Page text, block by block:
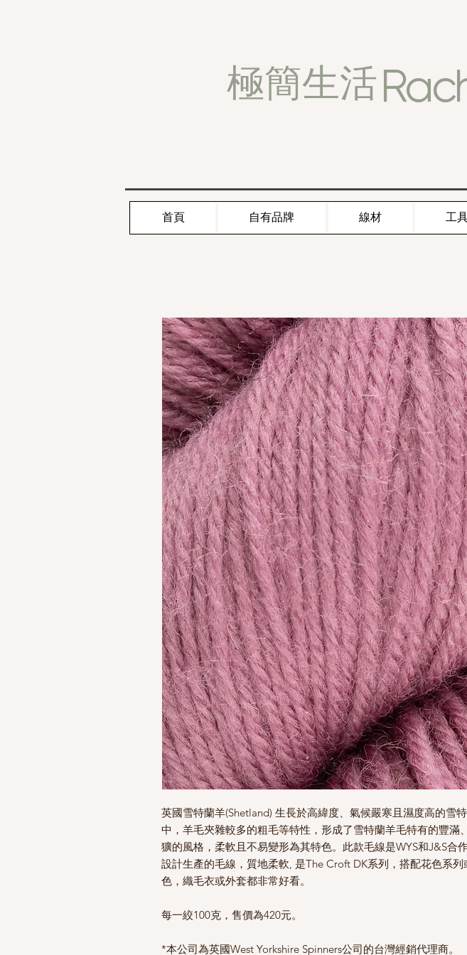
極簡生活
首頁 自有品牌 線材 工
英國雪特蘭羊(Shetland) 生長於高緯度、氣候嚴寒且濕度高的雪
中，羊毛夾雜較多的粗毛等特性，形成了雪特蘭羊毛特有的豐滿
獷的風格，柔軟且不易變形為其特色。此款毛線是WYS和J&S合
設計生產的毛線，質地柔軟, 是The Croft DK系列，搭配花色系列
色， 織毛衣或外套都非常好看。
每一絞100克，售價為420元。
*本公司為英國West Yorkshire Spinners公司的台灣經銷代理商。